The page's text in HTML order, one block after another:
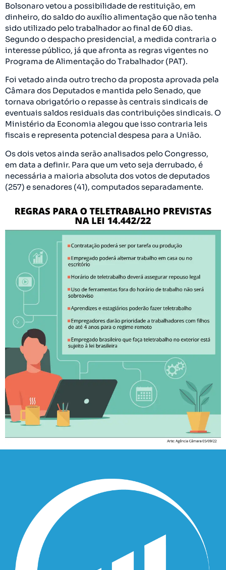
Bolsonaro vetou a possibilidade de restituição, em
dinheiro, do saldo do auxílio alimentação que não tenha
sido utilizado pelo trabalhador ao final de 60 dias.
Segundo o despacho presidencial, a medida contraria o
interesse público, já que afronta as regras vigentes no
Programa de Alimentação do Trabalhador (PAT).
Foi vetado ainda outro trecho da proposta aprovada pela
Câmara dos Deputados e mantida pelo Senado, que
tornava obrigatório o repasse às centrais sindicais de
eventuais saldos residuais das contribuições sindicais. O
Ministério da Economia alegou que isso contraria leis
fiscais e representa potencial despesa para a União.
Os dois vetos ainda serão analisados pelo Congresso,
em data a definir. Para que um veto seja derrubado, é
necessária a maioria absoluta dos votos de deputados
(257) e senadores (41), computados separadamente.